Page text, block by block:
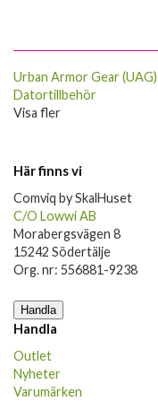
Urban Armor Gear (UAG)
Datortillbehör
Visa fler
Här finns vi
Comviq by SkalHuset
C/O Lowwi AB
Morabergsvägen 8
15242 Södertälje
Org. nr: 556881-9238
Handla
Handla
Outlet
Nyheter
Varumärken